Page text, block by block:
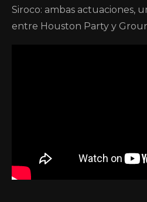
Siroco: ambas actuaciones,
entre Houston Party y